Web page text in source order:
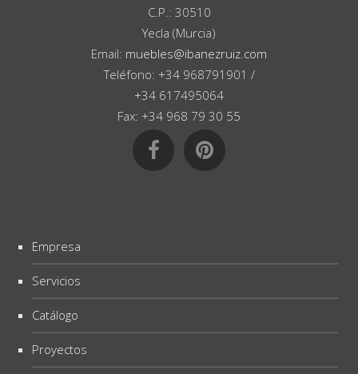
C.P.: 30510
Yecla (Murcia)
Email: muebles@ibanezruiz.com
Teléfono: +34 968791901 /
+34 617495064
Fax: +34 968 79 30 55
Empresa
Servicios
Catálogo
Proyectos